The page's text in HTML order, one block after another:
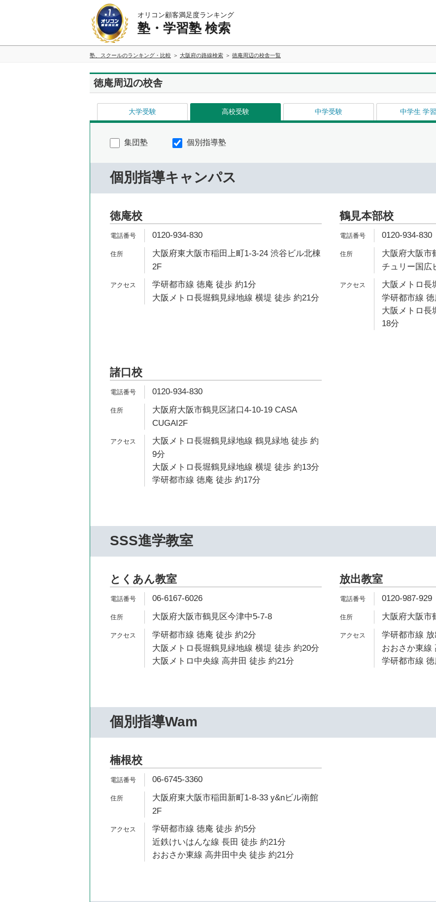
オリコン顧客満足度ランキング
塾・学習塾 検索
塾、スクールのランキング・比較 大阪府の路線検索 徳庵周辺の校舎一覧
徳庵周辺の校舎
大学受験 高校受験 中学受験 中学生 学
集団塾 個別指導塾
個別指導キャンパス
徳庵校
0120-934-830
大阪府東大阪市稲田上町1-3-24 渋谷ビル北棟
2F
学研都市線 徳庵 徒歩 約1分
大阪メトロ長堀鶴見緑地線 横堤 徒歩 約21分
鶴見本部校
0120-934-830
大阪府大阪市
チュリー国広
大阪メトロ長
学研都市線
大阪メトロ長
18分
諸口校
0120-934-830
大阪府大阪市鶴見区諸口4-10-19 CASA
CUGAI2F
大阪メトロ長堀鶴見緑地線 鶴見緑地 徒歩 約
9分
大阪メトロ長堀鶴見緑地線 横堤 徒歩 約13分
学研都市線 徳庵 徒歩 約17分
SSS進学教室
とくあん教室
06-6167-6026
大阪府大阪市鶴見区今津中5-7-8
学研都市線 徳庵 徒歩 約2分
大阪メトロ長堀鶴見緑地線 横堤 徒歩 約20分
大阪メトロ中央線 高井田 徒歩 約21分
放出教室
0120-987-929
大阪府大阪市
学研都市線
おおさか東線
学研都市線
個別指導Wam
楠根校
06-6745-3360
大阪府東大阪市稲田新町1-8-33 y&nビル南館
2F
学研都市線 徳庵 徒歩 約5分
近鉄けいはんな線 長田 徒歩 約21分
おおさか東線 高井田中央 徒歩 約21分